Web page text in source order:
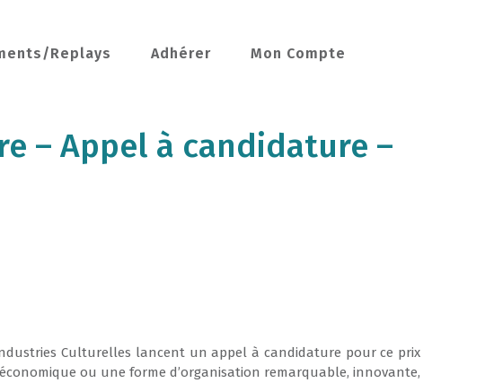
Replays Adhérer Mon Compte
– Appel à candidature –
Culturelles lancent un appel à candidature pour ce prix
ou une forme d’organisation remarquable, innovante,